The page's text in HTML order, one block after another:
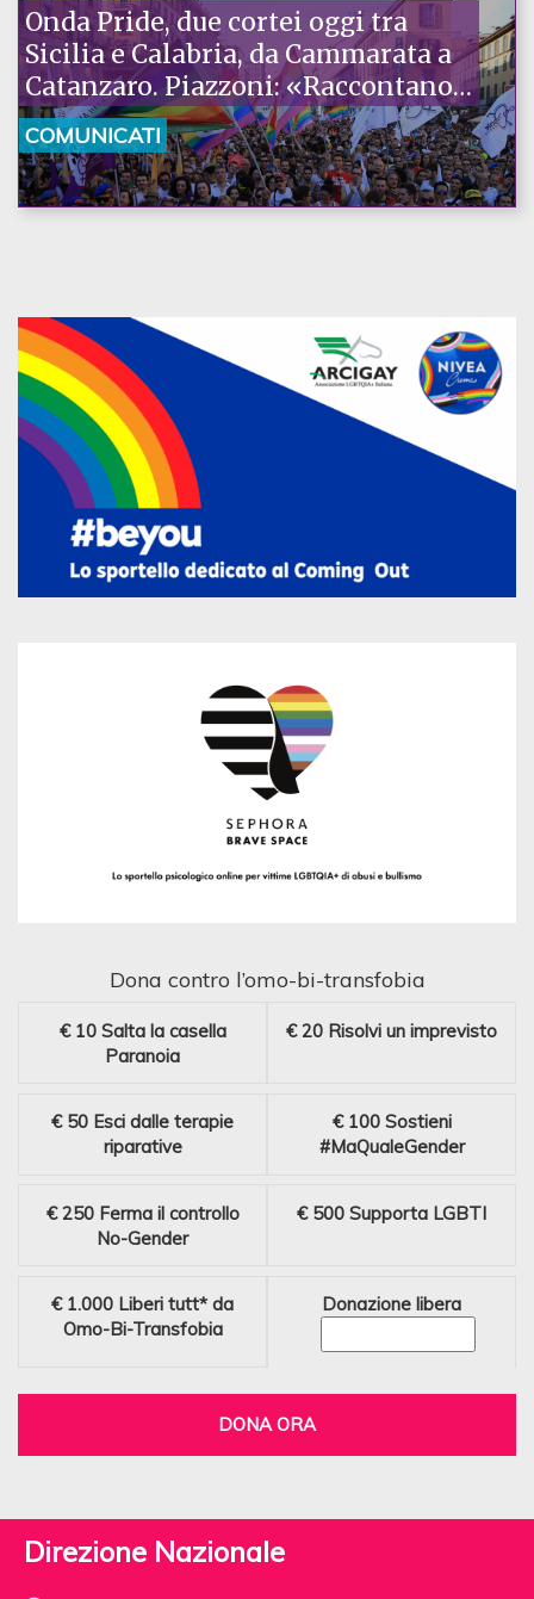
Onda Pride, due cortei oggi tra
Sicilia e Calabria, da Cammarata a
Catanzaro. Piazzoni: «Raccontano
la nostra ostinazione»
COMUNICATI
Dona contro l’omo-bi-transfobia
€ 10 Salta la casella
Paranoia
€ 20 Risolvi un imprevisto
€ 50 Esci dalle terapie
riparative
€ 100 Sostieni
#MaQualeGender
€ 250 Ferma il controllo
No-Gender
€ 500 Supporta LGBTI
€ 1.000 Liberi tutt* da
Omo-Bi-Transfobia
Donazione libera
DONA ORA
Direzione Nazionale